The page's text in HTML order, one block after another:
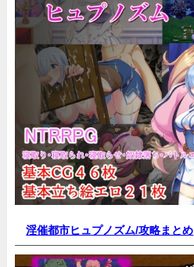
淫催都市ヒュプノズム/攻略まとめ